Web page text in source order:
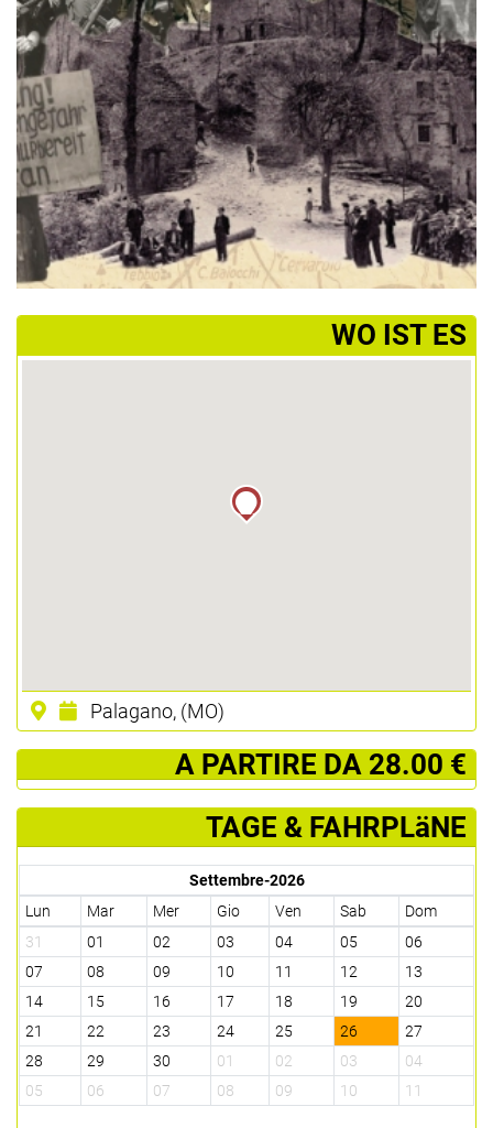
­WO IST ES
Palagano, (MO)
­ A PARTIRE DA 28.00 €
TAGE & FAHRPLäNE
Settembre-2026
Lun
Mar Mer Gio Ven Sab
Dom
31
01 02 03 04 05
06
07
08 09 10 11 12
13
14
15 16 17 18 19
20
21
22 23 24 25 26
27
28
29 30 01 02 03
04
05
06 07 08 09 10 11